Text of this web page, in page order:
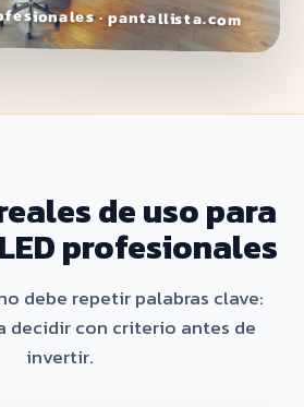
· pantallista.com
de uso para
profesionales
debe repetir palabras clave:
decidir con criterio antes de
invertir.